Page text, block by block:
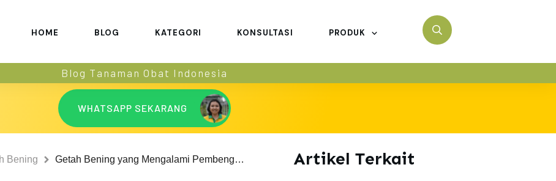
HOME BLOG KATEGORI KONSULTASI PRODUK
Blog Tanaman Obat Indonesia
WHATSAPP SEKARANG
Bening Getah Bening yang Mengalami Pembengkakan Artikel Terkait